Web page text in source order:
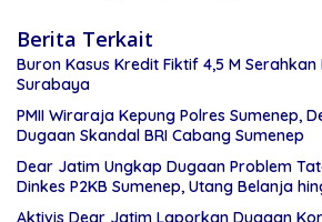
Berita Terkait
Buron Kasus Kredit Fiktif 4,5 M
Surabaya
PMII Wiraraja Kepung Polres Sumenep,
Dugaan Skandal BRI Cabang Sumenep
Dear Jatim Ungkap Dugaan Problem
Dinkes P2KB Sumenep, Utang Belanja
Aktivis Dear Jatim Laporkan Dugaan